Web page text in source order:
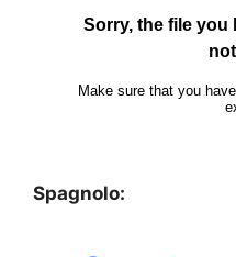
Spagnolo: